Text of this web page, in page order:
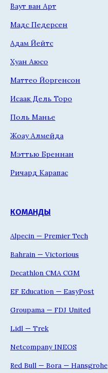
Ваут ван Арт
Мадс Педерсен
Адам Йейтс
Хуан Аюсо
Маттео Йоргенсон
Исаак Дель Торо
Поль Манье
Жоау Алмейда
Мэттью Бреннан
Ричард Карапас
КОМАНДЫ
Alpecin — Premier Tech
Bahrain — Victorious
Decathlon CMA CGM
EF Education — EasyPost
Groupama — FDJ United
Lidl — Trek
Netcompany INEOS
Red Bull — Bora — Hansgrohe